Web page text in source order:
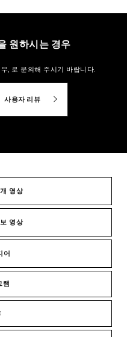
원하시는 경우
, 로 문의해 주시기 바랍니다.
사용자 리뷰
영상
영상
어
램